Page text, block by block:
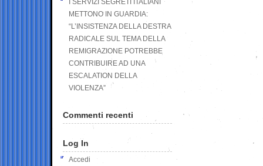
I SERVIZI SEGRETI ITALIANI
METTONO IN GUARDIA:
“L’INSISTENZA DELLA DESTRA
RADICALE SUL TEMA DELLA
REMIGRAZIONE POTREBBE
CONTRIBUIRE AD UNA
ESCALATION DELLA
VIOLENZA”
Commenti recenti
Log In
Accedi